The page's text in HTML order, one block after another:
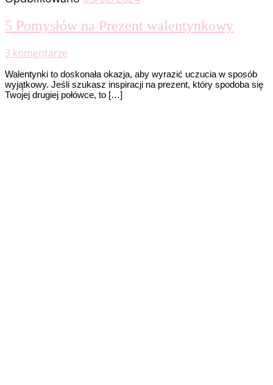
5 Pomysłów na Prezent walentynkowy
3 komentarze
Walentynki to doskonała okazja, aby wyrazić uczucia w sposób
wyjątkowy. Jeśli szukasz inspiracji na prezent, który spodoba się
Twojej drugiej połówce, to […]